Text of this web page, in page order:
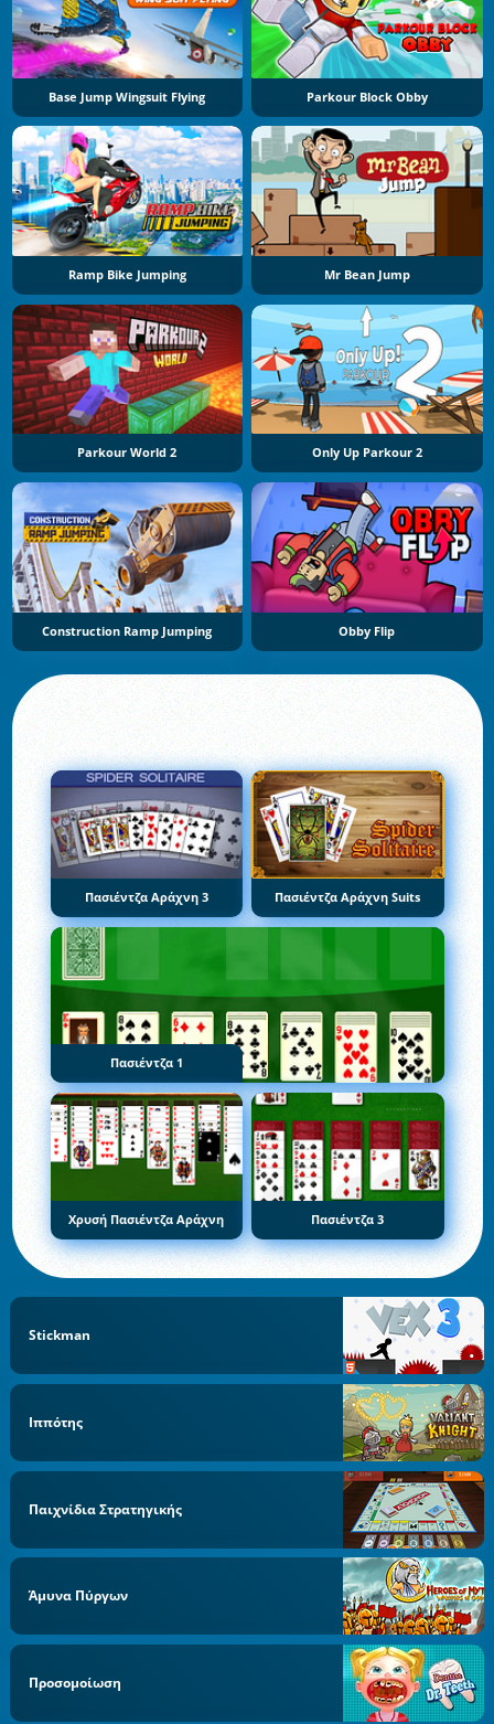
Base Jump Wingsuit Flying Parkour Block Obby
Ramp Bike Jumping Mr Bean Jump
Parkour World 2 Only Up Parkour 2
Construction Ramp Jumping Obby Flip
Πασιέντζα Αράχνη 3 Πασιέντζα Αράχνη Suits
Πασιέντζα 1
Χρυσή Πασιέντζα Αράχνη Πασιέντζα 3
Stickman
Ιππότης
Παιχνίδια Στρατηγικής
Άμυνα Πύργων
Προσομοίωση